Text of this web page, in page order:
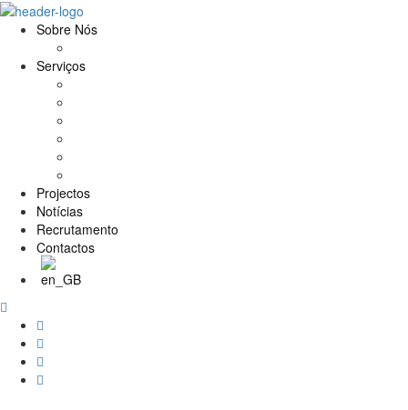
Sobre Nós
Serviços
Projectos
Notícias
Recrutamento
Contactos